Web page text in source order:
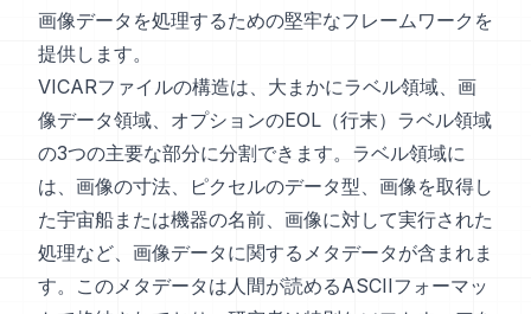
画像データを処理するための堅牢なフレームワークを
提供します。
VICARファイルの構造は、大まかにラベル領域、画
像データ領域、オプションのEOL（行末）ラベル領域
の3つの主要な部分に分割できます。ラベル領域に
は、画像の寸法、ピクセルのデータ型、画像を取得し
た宇宙船または機器の名前、画像に対して実行された
処理など、画像データに関するメタデータが含まれま
す。このメタデータは人間が読めるASCIIフォーマッ